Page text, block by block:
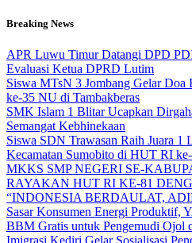
Skip
content
Breaking News
APR Luwu Timur Datangi DPD
Evaluasi Ketua DPRD Lutim
Siswa MTsN 3 Jombang Gelar Doa
ke-35 NU di Tambakberas
SMK Islam 1 Blitar Ucapkan
Semangat Kebhinekaan
Siswa SDN Trawasan Raih Juara 1
Kecamatan Sumobito di HUT RI ke-
MKKS SMP NEGERI SE-
RAYAKAN HUT RI KE-81
“INDONESIA BERDAULAT,
Sasar Konsumen Energi Produktif,
BBM Gratis untuk Pengemudi Ojol